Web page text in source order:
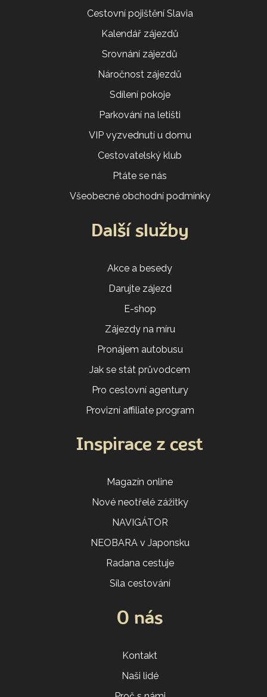
Cestovní pojištění Slavia
Kalendář zájezdů
Srovnání zájezdů
Náročnost zájezdů
Sdílení pokoje
Parkování na letišti
VIP vyzvednutí u domu
Cestovatelský klub
Ptáte se nás
Všeobecné obchodní podmínky
Další služby
Akce a besedy
Darujte zájezd
E-shop
Zájezdy na míru
Pronájem autobusu
Jak se stát průvodcem
Pro cestovní agentury
Provizní affiliate program
Inspirace z cest
Magazín online
Nové neotřelé zážitky
NAVIGÁTOR
NEOBARA v Japonsku
Radana cestuje
Síla cestování
O nás
Kontakt
Naši lidé